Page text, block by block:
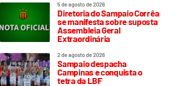
5 de agosto de 2026
Diretoria do Sampaio Corrêa
se manifesta sobre suposta
Assembleia Geral
Extraordinária
2 de agosto de 2026
Sampaio despacha
Campinas e conquista o
tetra da LBF